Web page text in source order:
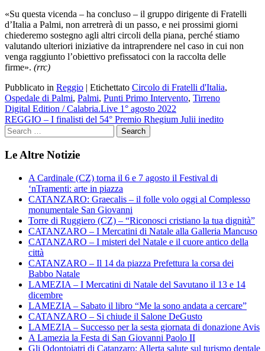
«Su questa vicenda – ha concluso – il gruppo dirigente di Fratelli
d’Italia a Palmi, non arretrerà di un passo, e nei prossimi giorni
chiederemo sostegno agli altri circoli della piana, perché stiamo
valutando ulteriori iniziative da intraprendere nel caso in cui non
venga raggiunto l’obiettivo prefissatoci con la raccolta delle
firme». (rrc)
Pubblicato in Reggio | Etichettato Circolo di Fratelli d'Italia,
Ospedale di Palmi, Palmi, Punti Primo Intervento, Tirreno
Navigazione
articoli
Digital Edition / Calabria.Live 1° agosto 2022
REGGIO – I finalisti del 54° Premio Rhegium Julii inedito
Le Altre Notizie
A Cardinale (CZ) torna il 6 e 7 agosto il Festival di
‘nTramenti: arte in piazza
CATANZARO: Graecalis – il folle volo oggi al Complesso
monumentale San Giovanni
Torre di Ruggiero (CZ) – “Riconosci cristiano la tua dignità”
CATANZARO – I Mercatini di Natale alla Galleria Mancuso
CATANZARO – I misteri del Natale e il cuore antico della
città
CATANZARO – Il 14 da piazza Prefettura la corsa dei
Babbo Natale
LAMEZIA – I Mercatini di Natale del Savutano il 13 e 14
dicembre
LAMEZIA – Sabato il libro “Me la sono andata a cercare”
CATANZARO – Si chiude il Salone DeGusto
LAMEZIA – Successo per la sesta giornata di donazione Avis
A Lamezia la Festa di San Giovanni Paolo II
Gli Odontoiatri di Catanzaro: Allerta salute sul turismo dentale